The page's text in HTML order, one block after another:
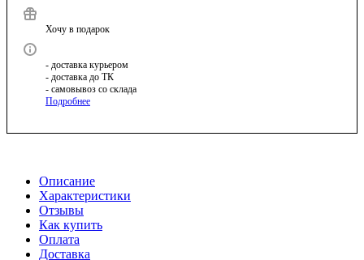
Хочу в подарок
- доставка курьером
- доставка до ТК
- самовывоз со склада
Подробнее
Описание
Характеристики
Отзывы
Как купить
Оплата
Доставка